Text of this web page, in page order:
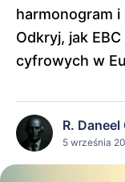
harmonogram i
Odkryj, jak
cyfrowych w
R. Daneel
5 września